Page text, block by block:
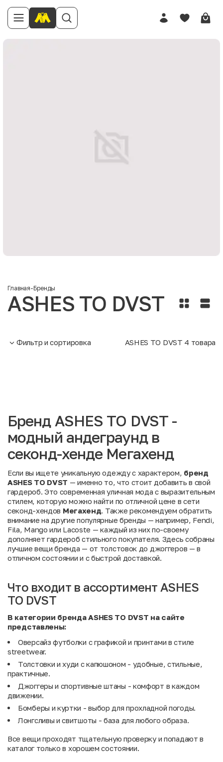
Главная-Бренды
ASHES TO DVST
Фильтр и сортировка ASHES TO DVST 4 товара
Бренд ASHES TO DVST -
модный андеграунд в
секонд-хенде Мегахенд
Если вы ищете уникальную одежду с характером, бренд
ASHES TO DVST — именно то, что стоит добавить в свой
гардероб. Это современная уличная мода с выразительным
стилем, которую можно найти по отличной цене в сети
секонд-хендов Мегахенд. Также рекомендуем обратить
внимание на другие популярные бренды — например, Fendi,
Fila, Mango или Lacoste — каждый из них по-своему
дополняет гардероб стильного покупателя. Здесь собраны
лучшие вещи бренда — от толстовок до джоггеров — в
отличном состоянии и с быстрой доставкой.
Что входит в ассортимент ASHES
TO DVST
В категории бренда ASHES TO DVST на сайте
представлены:
Оверсайз футболки с графикой и принтами в стиле
streetwear.
Толстовки и худи с капюшоном - удобные, стильные,
практичные.
Джоггеры и спортивные штаны - комфорт в каждом
движении.
Бомберы и куртки - выбор для прохладной погоды.
Лонгсливы и свитшоты - база для любого образа.
Все вещи проходят тщательную проверку и попадают в
каталог только в хорошем состоянии.